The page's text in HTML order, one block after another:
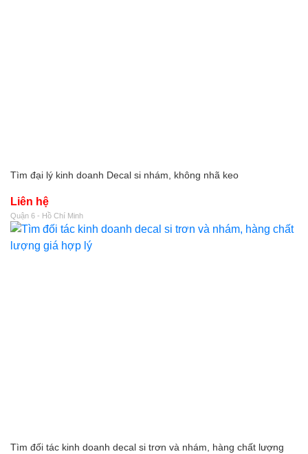
Tìm đại lý kinh doanh Decal si nhám, không nhã keo
Liên hệ
Quận 6 - Hồ Chí Minh
Tìm đối tác kinh doanh decal si trơn và nhám, hàng chất lượng